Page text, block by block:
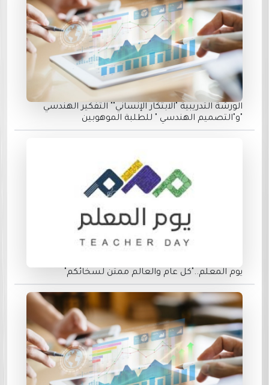
الورشة التدريبية "الابتكار الإنساني"" التفكير الهندسي
"و"التصميم الهندسي " للطلبة الموهوبين
يوم المعلم.."كل عام والعالم ممتن لسخائكم"